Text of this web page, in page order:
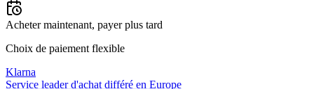
Acheter maintenant, payer plus tard
Choix de paiement flexible
Klarna
Service leader d'achat différé en Europe